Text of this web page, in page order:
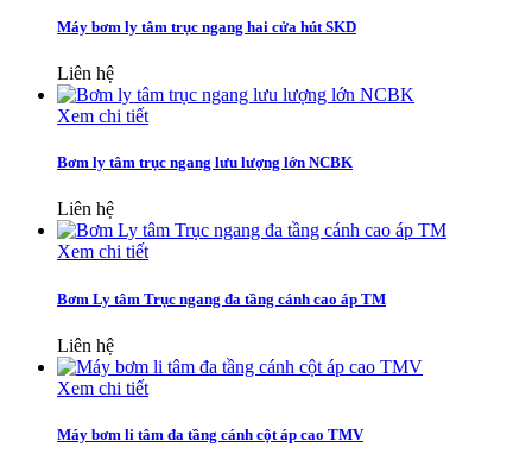
Máy bơm ly tâm trục ngang hai cửa hút SKD
Liên hệ
Xem chi tiết
Bơm ly tâm trục ngang lưu lượng lớn NCBK
Liên hệ
Xem chi tiết
Bơm Ly tâm Trục ngang đa tầng cánh cao áp TM
Liên hệ
Xem chi tiết
Máy bơm li tâm đa tầng cánh cột áp cao TMV